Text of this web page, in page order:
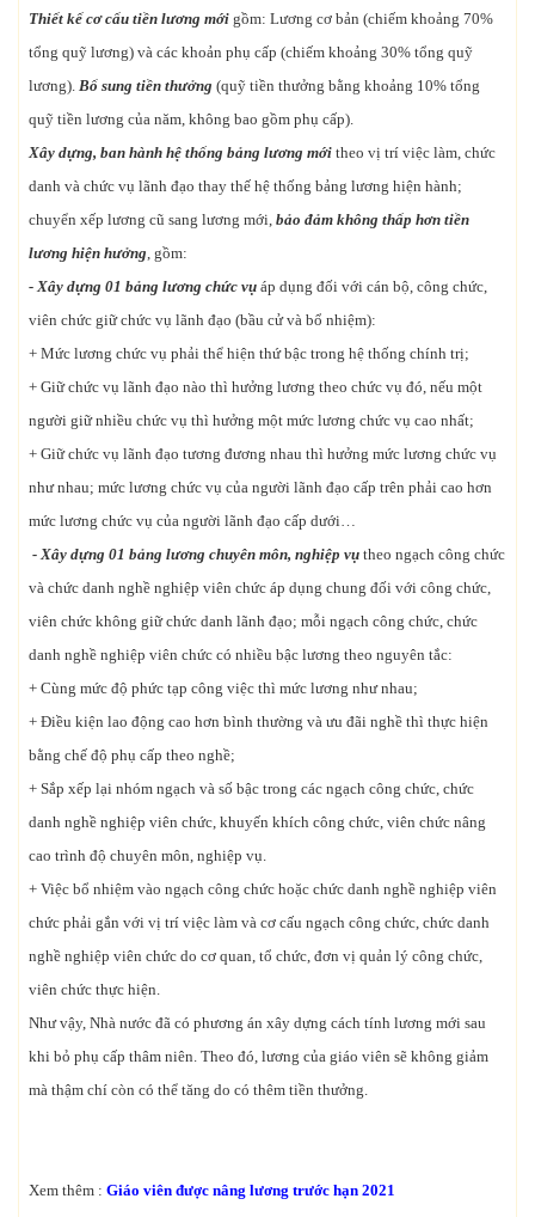
Thiết kế cơ cấu tiền lương mới gồm: Lương cơ bản (chiếm khoảng 70%
tổng quỹ lương) và các khoản phụ cấp (chiếm khoảng 30% tổng quỹ
lương). Bổ sung tiền thưởng (quỹ tiền thưởng bằng khoảng 10% tổng
quỹ tiền lương của năm, không bao gồm phụ cấp).
Xây dựng, ban hành hệ thống bảng lương mới theo vị trí việc làm, chức
danh và chức vụ lãnh đạo thay thế hệ thống bảng lương hiện hành;
chuyển xếp lương cũ sang lương mới, bảo đảm không thấp hơn tiền
lương hiện hưởng, gồm:
- Xây dựng 01 bảng lương chức vụ áp dụng đối với cán bộ, công chức,
viên chức giữ chức vụ lãnh đạo (bầu cử và bổ nhiệm):
+ Mức lương chức vụ phải thể hiện thứ bậc trong hệ thống chính trị;
+ Giữ chức vụ lãnh đạo nào thì hưởng lương theo chức vụ đó, nếu một
người giữ nhiều chức vụ thì hưởng một mức lương chức vụ cao nhất;
+ Giữ chức vụ lãnh đạo tương đương nhau thì hưởng mức lương chức vụ
như nhau; mức lương chức vụ của người lãnh đạo cấp trên phải cao hơn
mức lương chức vụ của người lãnh đạo cấp dưới…
- Xây dựng 01 bảng lương chuyên môn, nghiệp vụ theo ngạch công chức
và chức danh nghề nghiệp viên chức áp dụng chung đối với công chức,
viên chức không giữ chức danh lãnh đạo; mỗi ngạch công chức, chức
danh nghề nghiệp viên chức có nhiều bậc lương theo nguyên tắc:
+ Cùng mức độ phức tạp công việc thì mức lương như nhau;
+ Điều kiện lao động cao hơn bình thường và ưu đãi nghề thì thực hiện
bằng chế độ phụ cấp theo nghề;
+ Sắp xếp lại nhóm ngạch và số bậc trong các ngạch công chức, chức
danh nghề nghiệp viên chức, khuyến khích công chức, viên chức nâng
cao trình độ chuyên môn, nghiệp vụ.
+ Việc bổ nhiệm vào ngạch công chức hoặc chức danh nghề nghiệp viên
chức phải gắn với vị trí việc làm và cơ cấu ngạch công chức, chức danh
nghề nghiệp viên chức do cơ quan, tổ chức, đơn vị quản lý công chức,
viên chức thực hiện.
Như vậy, Nhà nước đã có phương án xây dựng cách tính lương mới sau
khi bỏ phụ cấp thâm niên. Theo đó, lương của giáo viên sẽ không giảm
mà thậm chí còn có thể tăng do có thêm tiền thưởng.
Xem thêm : Giáo viên được nâng lương trước hạn 2021